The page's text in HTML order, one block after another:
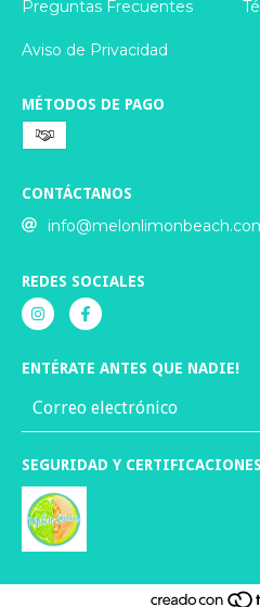
Preguntas Frecuentes
Aviso de Privacidad
MÉTODOS DE PAGO
CONTÁCTANOS
REDES SOCIALES
ENTÉRATE ANTES QUE NADIE!
SEGURIDAD Y CERTIFICACIONES